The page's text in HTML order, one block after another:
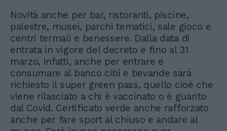
Novità anche per bar, ristoranti, piscine,
palestre, musei, parchi tematici, sale gioco e
centri termali e benessere. Dalla data di
entrata in vigore del decreto e fino al 31
marzo, infatti, anche per entrare e
consumare al banco cibi e bevande sarà
richiesto il super green pass, quello cioè che
viene rilasciato a chi è vaccinato o è guarito
dal Covid. Certificato verde anche rafforzato
anche per fare sport al chiuso e andare al